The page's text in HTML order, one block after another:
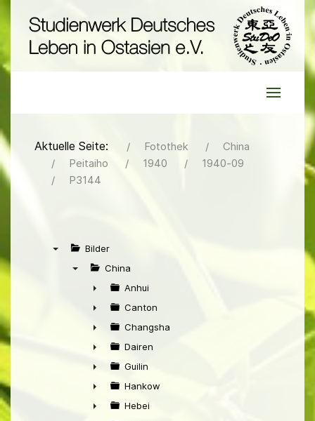
Aktuelle Seite: Fotothek
China
Peitaiho
1940
1940-09
P3144
Bilder
China
►
Anhui
►
Canton
►
Changsha
►
Dairen
►
Guilin
►
Hankow
Hebei